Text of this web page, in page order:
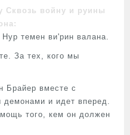
Сквозь войну и руины
темен ви'рин валана.
За тех, кого мы
Брайер вместе с
демонами и идет вперед.
того, кем он должен